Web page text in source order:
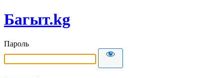
Багыт.kg
Пароль